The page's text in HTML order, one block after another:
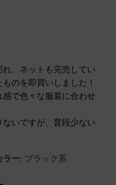
、ネットも完売してい
のを即買いしました！
で色々な服装に合わせ
いですが、普段少ない
ラー: ブラック系